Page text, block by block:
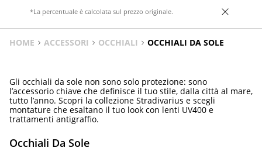
*La percentuale è calcolata sul prezzo originale.
HOME ACCESSORI OCCHIALI OCCHIALI DA SOLE
Gli occhiali da sole non sono solo protezione: sono
l’accessorio chiave che definisce il tuo stile, dalla città al mare,
tutto l’anno. Scopri la collezione Stradivarius e scegli
montature che esaltano il tuo look con lenti UV400 e
trattamenti antigraffio.
Occhiali Da Sole